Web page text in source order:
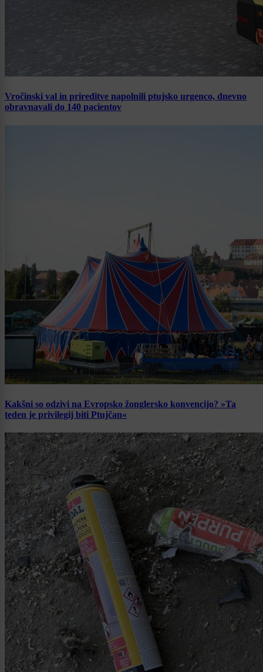
Vročinski val in prireditve napolnili ptujsko urgenco, dnevno
obravnavali do 140 pacientov
Kakšni so odzivi na Evropsko žonglersko konvencijo? »Ta
teden je privilegij biti Ptujčan«